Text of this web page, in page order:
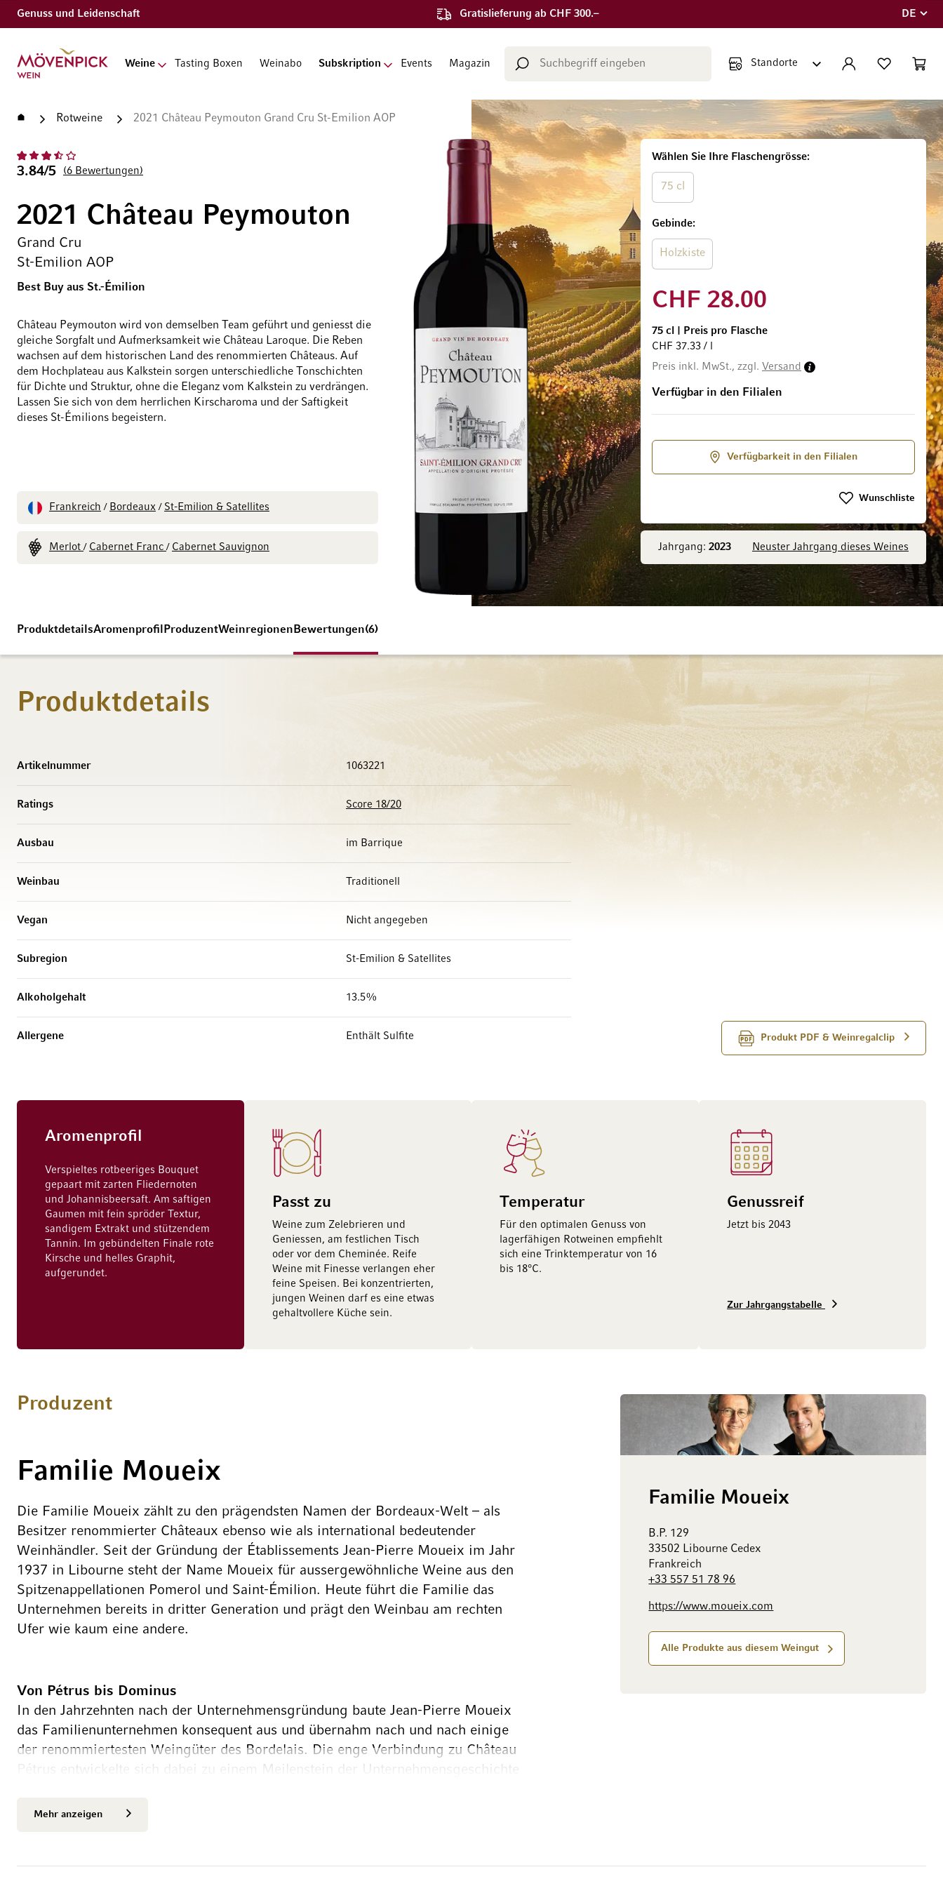
Genuss und Leidenschaft Gratislieferung ab CHF 300.–
Sprache
DE
Zur Startseite
Weine Tasting Boxen Weinabo Subskription Events Magazin
Suche KONTO WUNSCHLISTE
StartseiteRotweine 2021 Château Peymouton Grand Cru St-Emilion AOP
3.84/5 6 Bewertungen
2021 Château Peymouton
Grand Cru
St-Emilion AOP
Best Buy aus St.-Émilion
Château Peymouton wird von demselben Team geführt und geniesst die
gleiche Sorgfalt und Aufmerksamkeit wie Château Laroque. Die Reben
wachsen auf dem historischen Land des renommierten Châteaus. Auf
dem Hochplateau aus Kalkstein sorgen unterschiedliche Tonschichten
für Dichte und Struktur, ohne die Eleganz vom Kalkstein zu verdrängen.
Lassen Sie sich von dem herrlichen Kirscharoma und der Saftigkeit
dieses St-Émilions begeistern.
Frankreich / Bordeaux / St-Emilion & Satellites
Merlot/ Cabernet Franc/ Cabernet Sauvignon Jahrgang: 2023 Neuster Jahrgang dieses Weines
Wählen Sie Ihre Flaschengrösse
75 cl
Gebinde
Holzkiste
CHF 28.00
75 cl
Preis pro Flasche
CHF 37.33 / l
Preis inkl. MwSt., zzgl. Versand
Verfügbar in den Filialen
Verfügbarkeit in den Filialen
Wunschliste
Zum Ende der Bildgalerie springenZum Anfang der Bildgalerie springen
ProduktdetailsAromenprofil ProduzentWeinregionen Bewertungen 6
Produktdetails
Produkt PDF & Weinregalclip
Artikelnummer 1063221
Ratings Score 18/20
Ausbau im Barrique
Weinbau Traditionell
Vegan Nicht angegeben
Subregion St-Emilion & Satellites
Alkoholgehalt 13.5%
Allergene Enthält Sulfite
Aromenprofil
Verspieltes rotbeeriges Bouquet
gepaart mit zarten Fliedernoten
und Johannisbeersaft. Am saftigen
Gaumen mit fein spröder Textur,
sandigem Extrakt und stützendem
Tannin. Im gebündelten Finale rote
Kirsche und helles Graphit,
aufgerundet.
Passt zu
Weine zum Zelebrieren und
Geniessen, am festlichen Tisch
oder vor dem Cheminée. Reife
Weine mit Finesse verlangen eher
feine Speisen. Bei konzentrierten,
jungen Weinen darf es eine etwas
gehaltvollere Küche sein.
Temperatur
Für den optimalen Genuss von
lagerfähigen Rotweinen empfiehlt
sich eine Trinktemperatur von 16
bis 18°C.
Genussreif
Jetzt bis 2043
Zur Jahrgangstabelle
Familie Moueix
B.P. 129
33502 Libourne Cedex
Frankreich
+33 557 51 78 96
https://www.moueix.com
Alle Produkte aus diesem Weingut
Produzent
Familie Moueix
Die Familie Moueix zählt zu den prägendsten Namen der Bordeaux-Welt – als
Besitzer renommierter Châteaux ebenso wie als international bedeutender
Weinhändler. Seit der Gründung der Établissements Jean-Pierre Moueix im Jahr
1937 in Libourne steht der Name Moueix für aussergewöhnliche Weine aus den
Spitzenappellationen Pomerol und Saint-Émilion. Heute führt die Familie das
Unternehmen bereits in dritter Generation und prägt den Weinbau am rechten
Ufer wie kaum eine andere.
Von Pétrus bis Dominus
In den Jahrzehnten nach der Unternehmensgründung baute Jean-Pierre Moueix
das Familienunternehmen konsequent aus und übernahm nach und nach einige
der renommiertesten Weingüter des Bordelais. Die enge Verbindung zu Château
Pétrus entwickelte sich dabei zu einem Meilenstein der Unternehmensgeschichte
1970 trat sein Sohn Christian Moueix in den Familienbetrieb ein und übernahm
Önologiestudiums an der University of California in Davis entdeckte Christian
Mehr anzeigen